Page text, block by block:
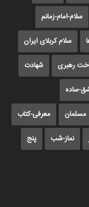
سلام-امام-زمانم
سلام کربلای ایران
رهبری شهادت
ساده
مسلمان معرفی-کتاب
نماز-شب پنج